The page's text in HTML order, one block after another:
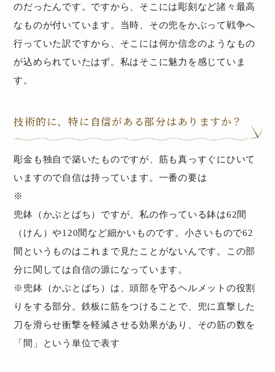
のだったんです。ですから、そこには彫刻など諸々最高
なものが付いています。当時、その兜をかぶって戦争へ
行っていた訳ですから、そこには何か信念のようなもの
が込められていたはず。私はそこに魅力を感じていま
す。
技術的に、特に自信がある部分はありますか？
彫金も独自で築いたものですが、筋も真っすぐにひいて
いますので自信は持っています。一番の要は
※
兜鉢（かぶとばち）ですが、私の作っている鉢は62間
（けん）や120間など細かいものです。小さいもので62
間というものはこれまで見たことがないんです。この部
分に関しては自信の源になっています。
※兜鉢（かぶとばち）は、頭部を守るヘルメットの役割
りをする部分。鉄板に筋をつけることで、兜に直撃した
刀を滑らせ衝撃を軽減させる効果があり、その筋の数を
「間」という単位で表す